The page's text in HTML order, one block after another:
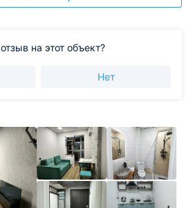
на этот объект?
Нет